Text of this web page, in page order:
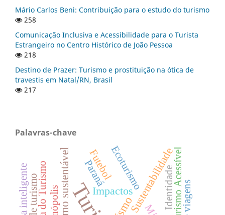
Mário Carlos Beni: Contribuição para o estudo do turismo
258
Comunicação Inclusiva e Acessibilidade para o Turista
Estrangeiro no Centro Histórico de João Pessoa
218
Destino de Prazer: Turismo e prostituição na ótica de
travestis em Natal/RN, Brasil
217
Palavras-chave
Turismo sustentável ImpactosSustentabilidade
Ecoturismo Turismo Acessível
Paraná Identidade
Futebol